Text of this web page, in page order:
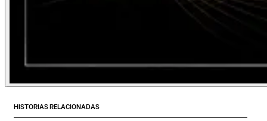
HISTORIAS RELACIONADAS